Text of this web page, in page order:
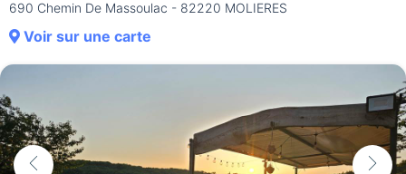
690 Chemin De Massoulac - 82220 MOLIERES
Voir sur une carte